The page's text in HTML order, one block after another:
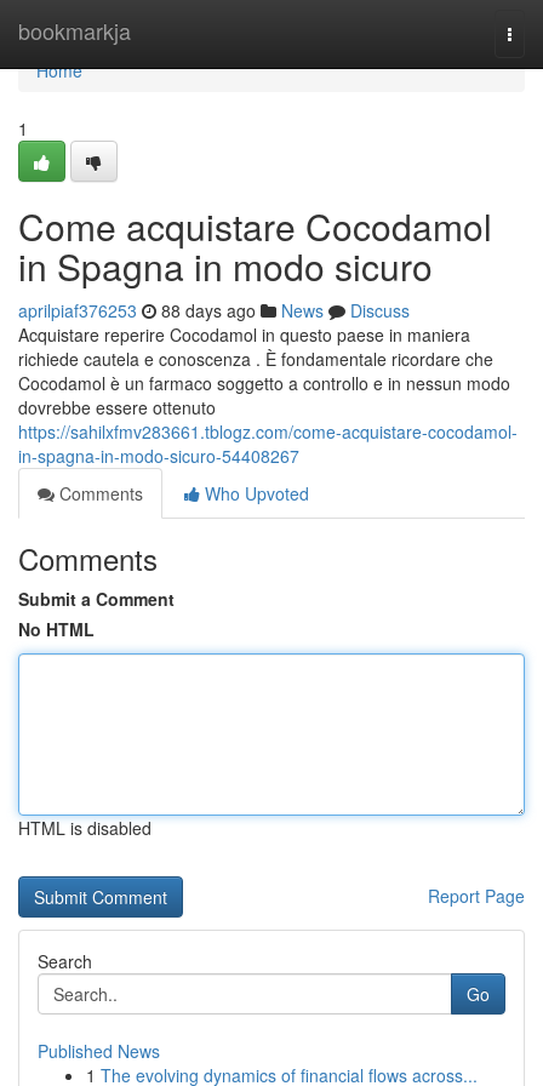
bookmarkja
Home
Home
1
Come acquistare Cocodamol
in Spagna in modo sicuro
aprilpiaf376253 88 days ago News
Discuss
Acquistare reperire Cocodamol in questo paese in maniera
richiede cautela e conoscenza . È fondamentale ricordare che
Cocodamol è un farmaco soggetto a controllo e in nessun modo
dovrebbe essere ottenuto
https://sahilxfmv283661.tblogz.com/come-acquistare-cocodamol-
in-spagna-in-modo-sicuro-54408267
Comments
Who Upvoted
Comments
Submit a Comment
No HTML
HTML is disabled
Report Page
Search
Go
Published News
1 The evolving dynamics of financial flows across...